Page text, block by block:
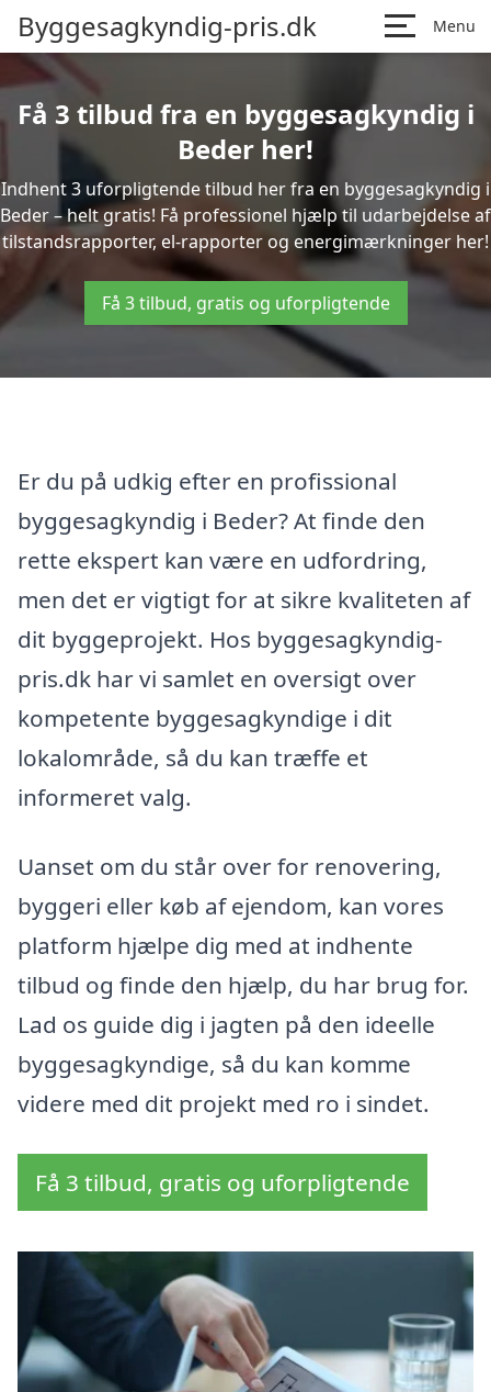
Byggesagkyndig-pris.dk Menu
Få 3 tilbud fra en byggesagkyndig i
Beder her!
Indhent 3 uforpligtende tilbud her fra en byggesagkyndig i
Beder – helt gratis! Få professionel hjælp til udarbejdelse af
tilstandsrapporter, el-rapporter og energimærkninger her!
Få 3 tilbud, gratis og uforpligtende
Er du på udkig efter en profissional
byggesagkyndig i Beder? At finde den
rette ekspert kan være en udfordring,
men det er vigtigt for at sikre kvaliteten af
dit byggeprojekt. Hos byggesagkyndig-
pris.dk har vi samlet en oversigt over
kompetente byggesagkyndige i dit
lokalområde, så du kan træffe et
informeret valg.
Uanset om du står over for renovering,
byggeri eller køb af ejendom, kan vores
platform hjælpe dig med at indhente
tilbud og finde den hjælp, du har brug for.
Lad os guide dig i jagten på den ideelle
byggesagkyndige, så du kan komme
videre med dit projekt med ro i sindet.
Få 3 tilbud, gratis og uforpligtende